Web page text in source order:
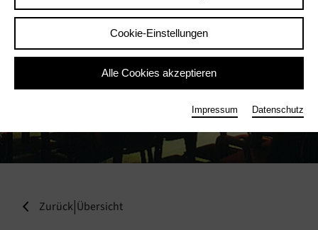
Cookie-Einstellungen
Alle Cookies akzeptieren
Impressum Datenschutz
Zurück|Übersicht